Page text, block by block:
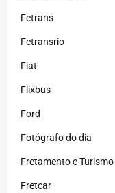
Fetrans
Fetransrio
Fiat
Flixbus
Ford
Fotógrafo do dia
Fretamento e Turismo
Fretcar